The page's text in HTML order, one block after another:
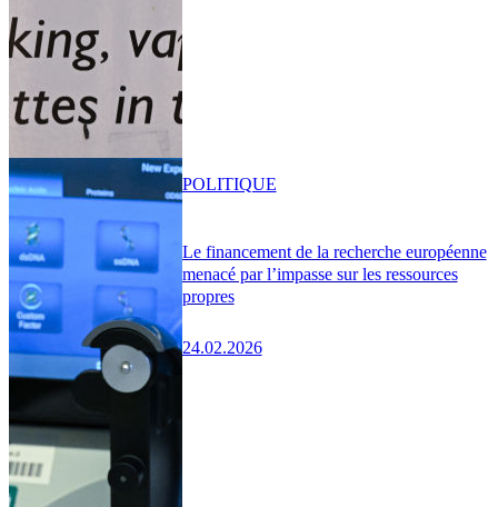
Le financement de la recherche européenne
menacé par l’impasse sur les ressources
propres
24.02.2026
POLITIQUE